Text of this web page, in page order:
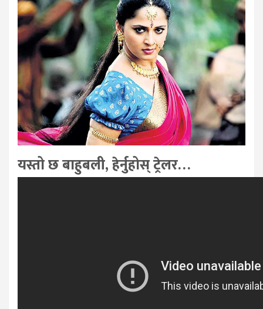
यस्तो छ बाहुबली, हेर्नुहोस् ट्रेलर…